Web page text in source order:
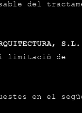
del
S.L.
limitació de
en el